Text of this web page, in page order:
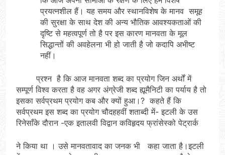
प्रयत्नशील हैं। यह समय और स्थानविशेष के मानव समूह
की सुरक्षा के साथ देश की अन्य भौतिक आवश्यकताओं की
दृष्टि से महत्वपूर्ण तो है पर इस कारण मानवता के मूल
सिद्धान्तों की अवहेलना भी हो जाती है जो कदापि अभीष्ट
नहीं।
प्रश्न है कि आज मानवता शब्द का प्रयोग जिन अर्थों में
सम्पूर्ण विश्व करता है वह अगर अंग्रेजी शब्द ह्यूमैनिटी का पर्याय है तो
इसका सर्वप्रथम प्रयोग कब और क्यों हुआ।? कहते हैं कि
सर्वप्रथम इस शब्द का प्रयोग चौदहहवीं शताब्दी में- इटली के उस
रिनेसाँके दौरान -एक इतालवी विद्वान कविहृदय फ्रांसेस्को पेट्रार्क
ने किया था । उसे मानवतावाद का जनक भी कहा जाता है।इटली